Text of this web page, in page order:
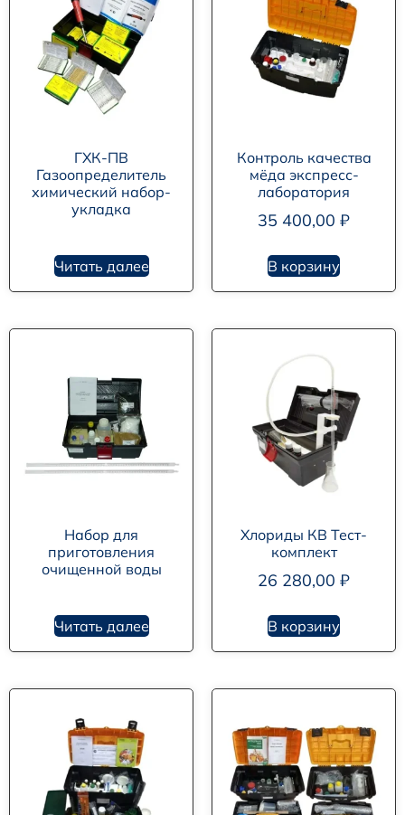
ГХК-ПВ
Газоопределитель
химический набор-
укладка
Читать далее
Контроль качества
мёда экспресс-
лаборатория
35 400,00 ₽
В корзину
Набор для
приготовления
очищенной воды
Читать далее
Хлориды КВ Тест-
комплект
26 280,00 ₽
В корзину